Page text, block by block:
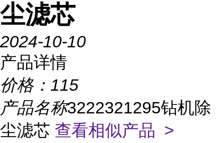
尘滤芯
2024-10-10
产品详情
价格： 115
产品名称3222321295钻机除
尘滤芯 查看相似产品 >